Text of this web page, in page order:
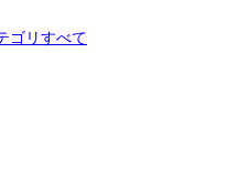
ゴリすべて